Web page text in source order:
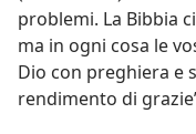
problemi. La Bibbia
ma in ogni cosa le
Dio con preghiera e
rendimento di